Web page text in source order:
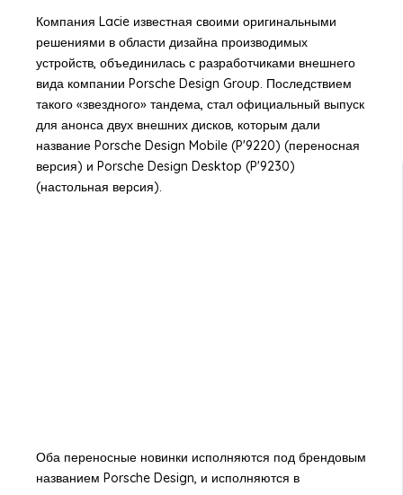
Компания Lacie известная своими оригинальными
решениями в области дизайна производимых
устройств, объединилась с разработчиками внешнего
вида компании Porsche Design Group. Последствием
такого «звездного» тандема, стал официальный выпуск
для анонса двух внешних дисков, которым дали
название Porsche Desіgn Mobile (P'9220) (переносная
версия) и Porsche Desіgn Desktop (P'9230)
(настольная версия).
Оба переносные новинки исполняются под брендовым
названием Porsche Design, и исполняются в